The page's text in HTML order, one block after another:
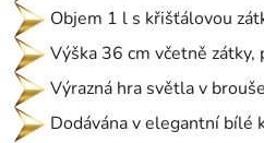
Objem 1 l s křišťálovou
Výška 36 cm včetně
Výrazná hra světla v
Dodávána v elegantní bílé